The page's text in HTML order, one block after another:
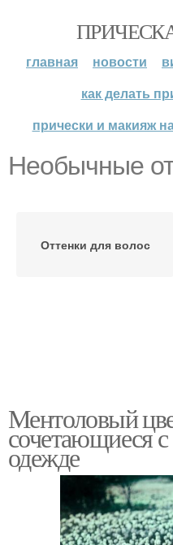
главная новости
как делать
прически и макияж
Необычные
Оттенки для волос
Ментоловый
сочетающиеся
одежде